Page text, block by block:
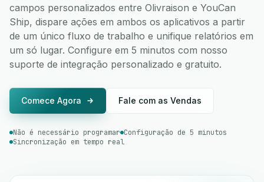
campos personalizados entre Olivraison e YouCan
Ship, dispare ações em ambos os aplicativos a partir
de um único fluxo de trabalho e unifique relatórios em
um só lugar. Configure em 5 minutos com nosso
suporte de integração personalizado e gratuito.
Comece Agora Fale com as Vendas
Não é necessário programar Configuração de 5 minutos
Sincronização em tempo real